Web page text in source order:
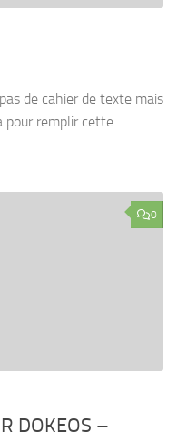
de cahier de texte mais
pour remplir cette
0
DOKEOS –